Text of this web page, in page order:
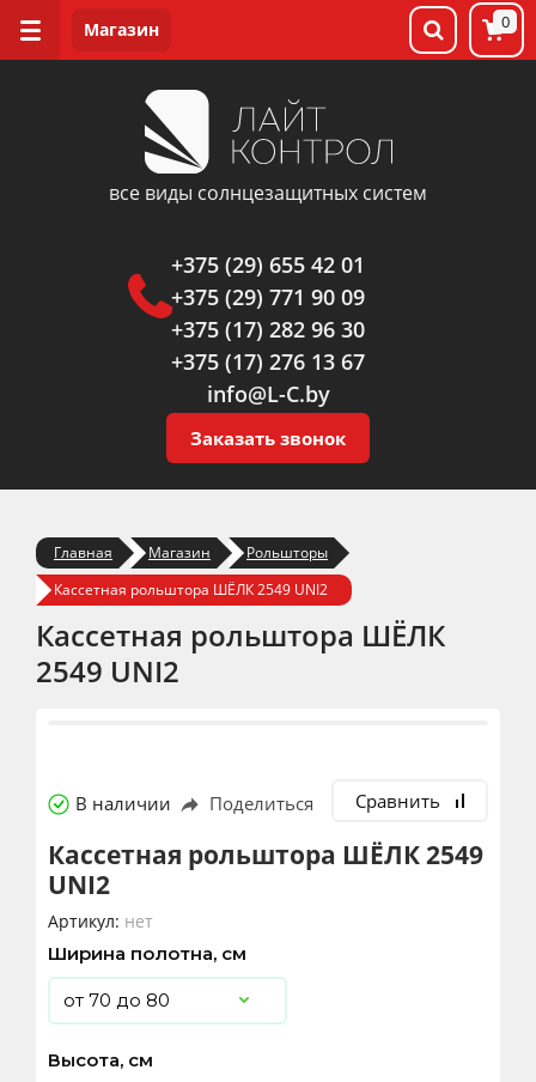
все виды солнцезащитных систем
+375 (29) 655 42 01
+375 (29) 771 90 09
+375 (17) 282 96 30
+375 (17) 276 13 67
info@L-C.by
Заказать звонок
0
Главная Магазин
Рольшторы
Кассетная рольштора ШЁЛК 2549 UNI2
Кассетная рольштора ШЁЛК
2549 UNI2
В наличии Поделиться Сравнить
Кассетная рольштора ШЁЛК 2549
UNI2
Артикул: нет
Ширина полотна, см
Высота, см